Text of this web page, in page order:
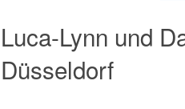
Luca-Lynn und
Düsseldorf